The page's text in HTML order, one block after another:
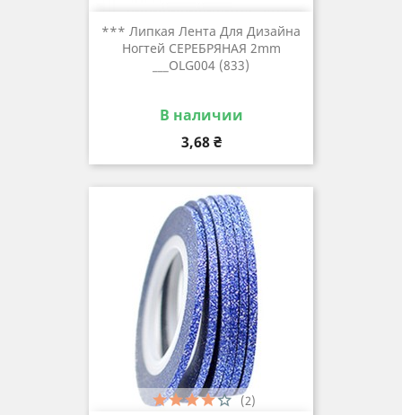
*** Липкая Лента Для Дизайна
Ногтей СЕРЕБРЯНАЯ 2mm
___OLG004 (833)
В наличии
Цена
3,68 ₴
(2)